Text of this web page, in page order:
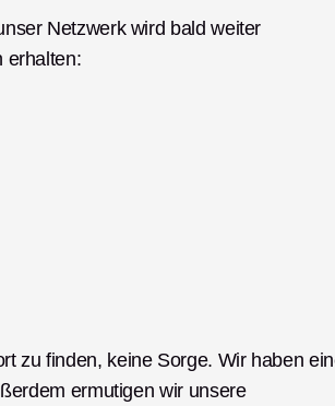
Netzwerk wird bald weiter
erhalten:
zu finden, keine Sorge. Wir haben
ermutigen wir unsere